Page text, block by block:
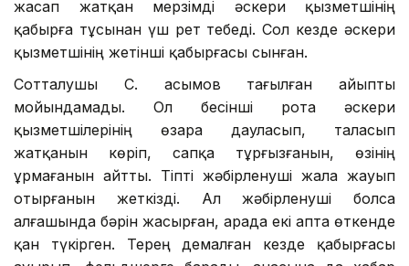
жасап жатқан мерзімді әскери қызметшінің
қабырға тұсынан үш рет тебеді. Сол кезде әскери
қызметшінің жетінші қабырғасы сынған.
Сотталушы С. Қасымов тағылған айыпты
мойындамады. Ол бесінші рота әскери
қызметшілерінің өзара дауласып, таласып
жатқанын көріп, сапқа тұрғызғанын, өзінің
ұрмағанын айтты. Тіпті жәбірленуші жала жауып
отырғанын жеткізді. Ал жәбірленуші болса
алғашында бәрін жасырған, арада екі апта өткенде
қан түкірген. Терең демалған кезде қабырғасы